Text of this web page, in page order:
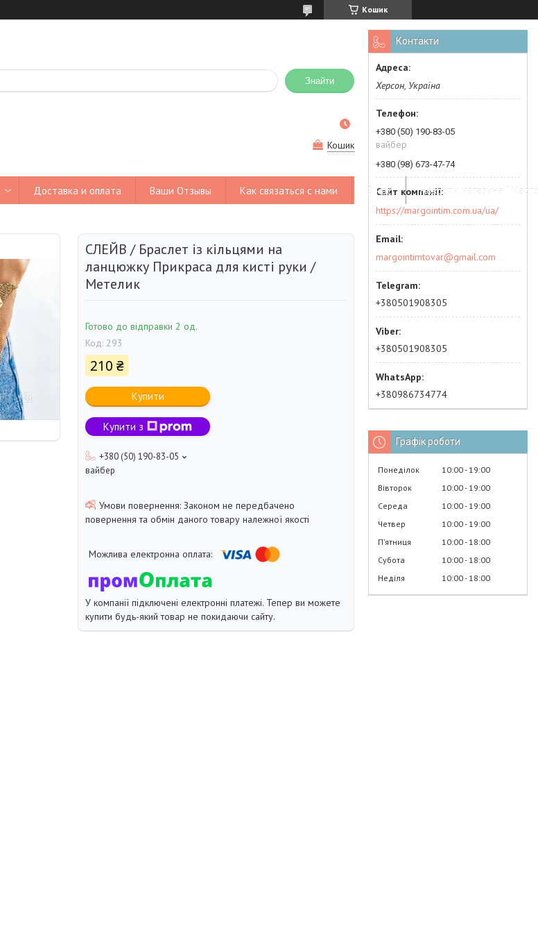
Кошик
Знайти
Кошик
Доставка и оплата Ваши Отзывы Как связаться с нами О нас Новости магазина "
СЛЕЙВ / Браслет із кільцями на
ланцюжку Прикраса для кисті руки /
Метелик
Готово до відправки 2 од.
Код: 293
210 ₴
Купити
Купити з
+380 (50) 190-83-05
вайбер
Законом не передбачено
повернення та обмін даного товару належної якості
У компанії підключені електронні платежі. Тепер ви можете
купити будь-який товар не покидаючи сайту.
Контакти
Херсон, Україна
+380 (50) 190-83-05
вайбер
+380 (98) 673-47-74
https://margointim.com.ua/ua/
margointimtovar@gmail.com
+380501908305
+380501908305
+380986734774
Графік роботи
Понеділок 10:00 19:00
Вівторок
10:00 19:00
Середа
10:00 19:00
Четвер
10:00 19:00
Пʼятниця
10:00 18:00
Субота
10:00 18:00
Неділя
10:00 18:00